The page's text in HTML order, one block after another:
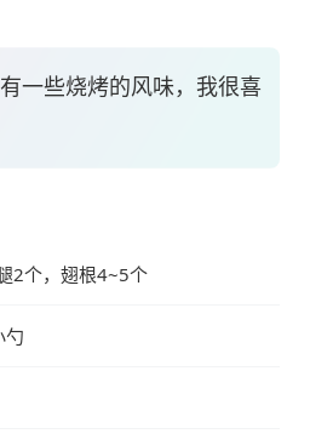
一些烧烤的风味，我很喜
2个，翅根4~5个
勺